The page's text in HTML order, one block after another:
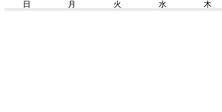
日 月 火 水 木